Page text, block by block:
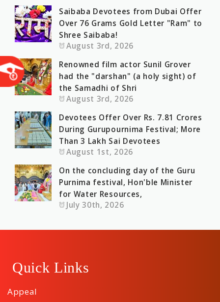
Saibaba Devotees from Dubai Offer
Over 76 Grams Gold Letter "Ram" to
Shree Saibaba!
August 3rd, 2026
Renowned film actor Sunil Grover
had the "darshan" (a holy sight) of
the Samadhi of Shri
August 3rd, 2026
Devotees Offer Over Rs. 7.81 Crores
During Gurupournima Festival; More
Than 3 Lakh Sai Devotees
August 1st, 2026
On the concluding day of the Guru
Purnima festival, Hon'ble Minister
for Water Resources,
July 30th, 2026
Quick Links
Appeal